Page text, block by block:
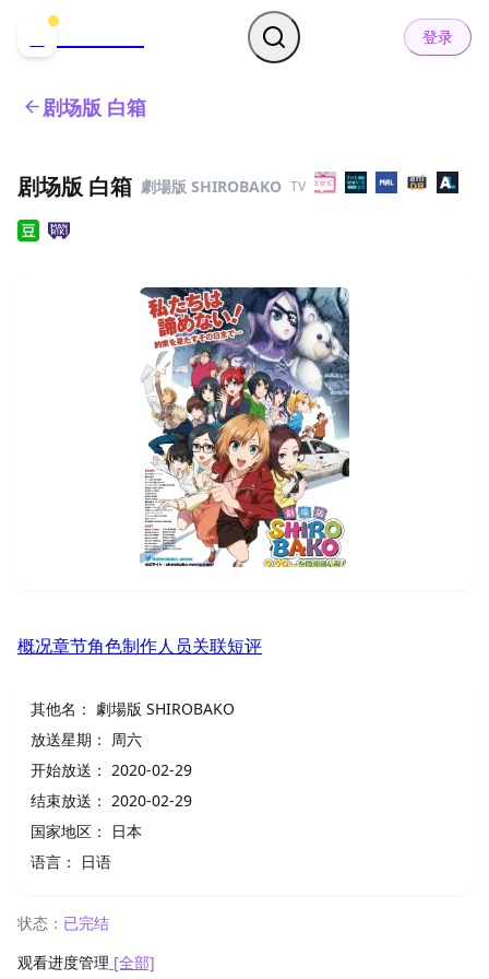
登录
剧场版 白箱
剧场版 白箱 劇場版 SHIROBAKO TV
概况章节角色制作人员关联短评
其他名： 劇場版 SHIROBAKO
放送星期：
周六
开始放送： 2020-02-29
结束放送： 2020-02-29
国家地区：
日本
语言：
日语
状态： 已完结
观看进度管理 [全部]